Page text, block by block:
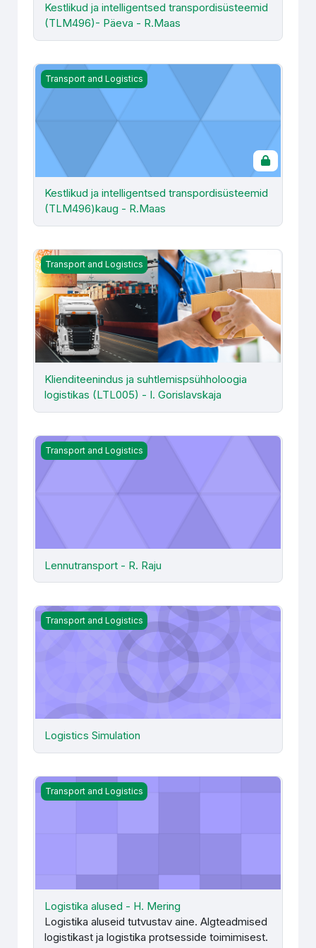
Kestlikud ja intelligentsed transpordisüsteemid
(TLM496)- Päeva - R.Maas
Kestlikud ja intelligentsed transpordisüsteemid
Transport and Logistics
Kestlikud ja intelligentsed transpordisüsteemid
(TLM496)kaug - R.Maas
Klienditeenindus ja suhtlemispsühholoogia logistikas
Transport and Logistics
Klienditeenindus ja suhtlemispsühholoogia
logistikas (LTL005) - I. Gorislavskaja
Lennutransport - R. Raju
Transport and Logistics
Lennutransport - R. Raju
Logistics Simulation
Transport and Logistics
Logistics Simulation
Logistika alused - H. Mering
Transport and Logistics
Logistika alused - H. Mering
Logistika aluseid tutvustav aine. Algteadmised
logistikast ja logistika protsesside toimimisest.